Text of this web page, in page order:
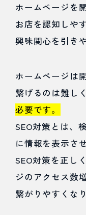
ホームページを
お店を認知しや
興味関心を引き
ホームページは
繋げるのは難し
必要です。
SEO対策とは、
に情報を表示さ
SEO対策を正し
ジのアクセス数
繋がりやすくな